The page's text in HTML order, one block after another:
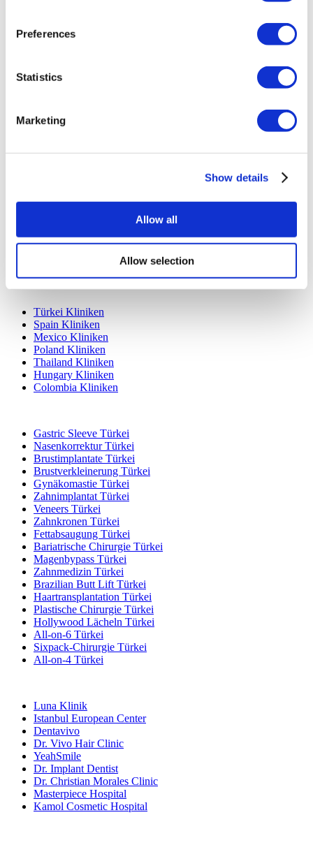
Preferences
Statistics
Marketing
Show details
Allow all
Allow selection
Autoren & Gutachter
Karrieren
Allgemeine Geschäftsbedingungen
Beliebte Reiseziele
Türkei Kliniken
Spain Kliniken
Mexico Kliniken
Poland Kliniken
Thailand Kliniken
Hungary Kliniken
Colombia Kliniken
Gastric Sleeve Türkei
Nasenkorrektur Türkei
Brustimplantate Türkei
Brustverkleinerung Türkei
Gynäkomastie Türkei
Zahnimplantat Türkei
Veneers Türkei
Zahnkronen Türkei
Fettabsaugung Türkei
Bariatrische Chirurgie Türkei
Magenbypass Türkei
Zahnmedizin Türkei
Brazilian Butt Lift Türkei
Haartransplantation Türkei
Plastische Chirurgie Türkei
Hollywood Lächeln Türkei
All-on-6 Türkei
Sixpack-Chirurgie Türkei
All-on-4 Türkei
Luna Klinik
Istanbul European Center
Dentavivo
Dr. Vivo Hair Clinic
YeahSmile
Dr. Implant Dentist
Dr. Christian Morales Clinic
Masterpiece Hospital
Kamol Cosmetic Hospital